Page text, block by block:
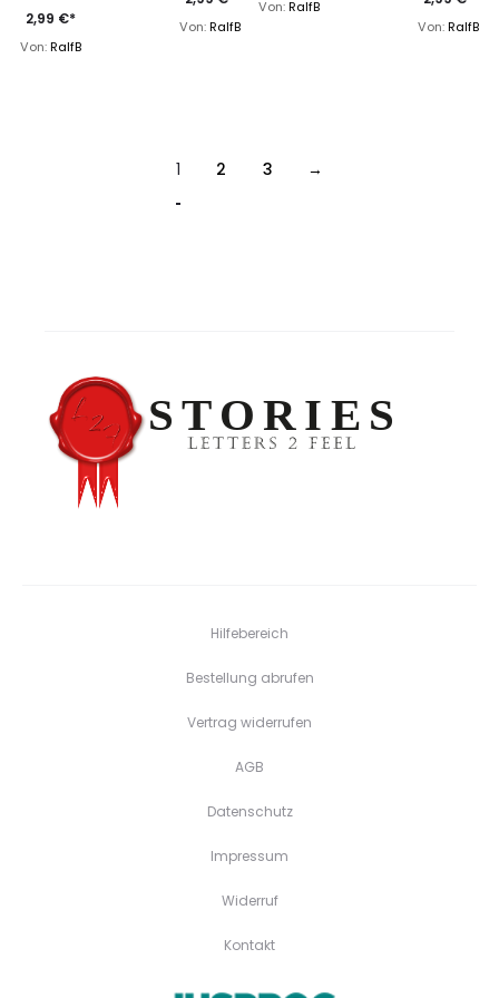
von 5
2,99 €*
Von:RalfB
Von:RalfB
Von:RalfB
Von:RalfB
1 2 3 →
Hilfebereich
Bestellung abrufen
Vertrag widerrufen
AGB
Datenschutz
Impressum
Widerruf
Kontakt